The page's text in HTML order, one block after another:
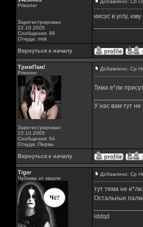
Prisoner
Зарегистрирован:
22.10.2005
Сообщения: 99
Откуда: msk
Добавлено: Сб
иисус в углу,
Вернуться к началу
ТримПам!
Prisoner
Зарегистрирован:
15.10.2005
Сообщения: 64
Откуда: Пермь
Добавлено: Ср
Тема е*ли
У нас вам тут не
Вернуться к началу
Tiger
Чубакка от кашля
Добавлено: Ср
тут тема не
Остальные
iddqd